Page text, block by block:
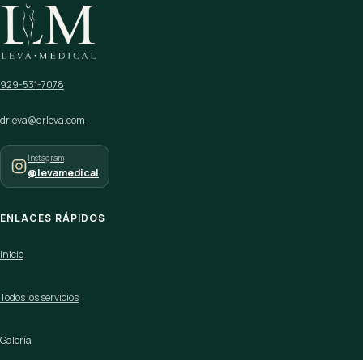
929-531-7078
drleva@drleva.com
Instagram
@levamedical
ENLACES RÁPIDOS
Inicio
Todos los servicios
Galería